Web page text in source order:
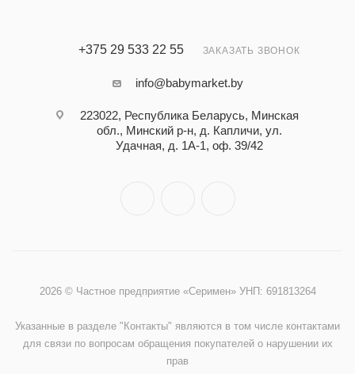
+375 29 533 22 55 ЗАКАЗАТЬ ЗВОНОК
info@babymarket.by
223022, Республика Беларусь, Минская
обл., Минский р-н, д. Капличи, ул.
Удачная, д. 1А-1, оф. 39/42
2026 © Частное предприятие «Серимен» УНП: 691813264
Указанные в разделе "Контакты" являются в том числе контактами
для связи по вопросам обращения покупателей о нарушении их
прав